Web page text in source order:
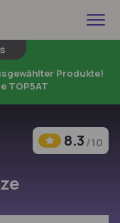
Produkte!
TOP5AT
8.3/10